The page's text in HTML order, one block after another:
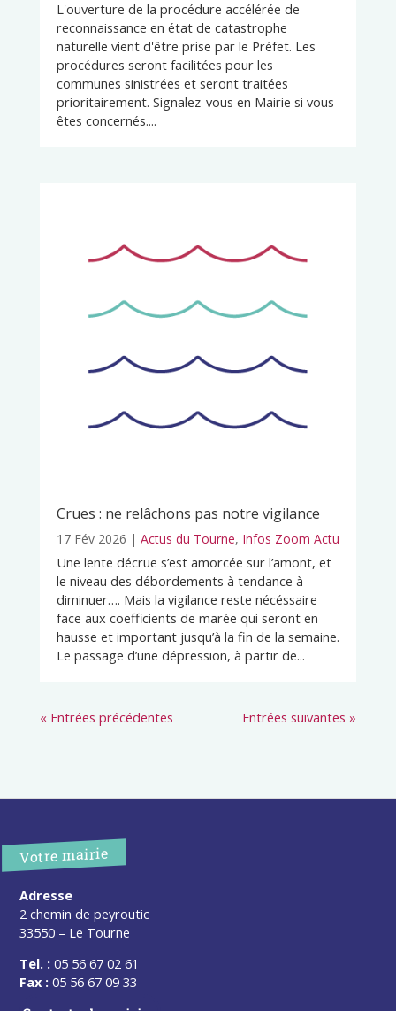
L'ouverture de la procédure accélérée de
reconnaissance en état de catastrophe
naturelle vient d'être prise par le Préfet. Les
procédures seront facilitées pour les
communes sinistrées et seront traitées
prioritairement. Signalez-vous en Mairie si vous
êtes concernés....
Crues : ne relâchons pas notre vigilance
17 Fév 2026 | Actus du Tourne, Infos Zoom Actu
Une lente décrue s’est amorcée sur l’amont, et
le niveau des débordements à tendance à
diminuer…. Mais la vigilance reste nécéssaire
face aux coefficients de marée qui seront en
hausse et important jusqu’à la fin de la semaine.
Le passage d’une dépression, à partir de...
« Entrées précédentes Entrées suivantes »
Votre mairie
Adresse
2 chemin de peyroutic
33550 – Le Tourne
Tel. : 05 56 67 02 61
Fax : 05 56 67 09 33